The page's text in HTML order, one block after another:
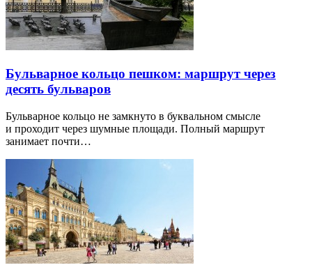
Бульварное кольцо пешком: маршрут через
десять бульваров
Бульварное кольцо не замкнуто в буквальном смысле
и проходит через шумные площади. Полный маршрут
занимает почти…